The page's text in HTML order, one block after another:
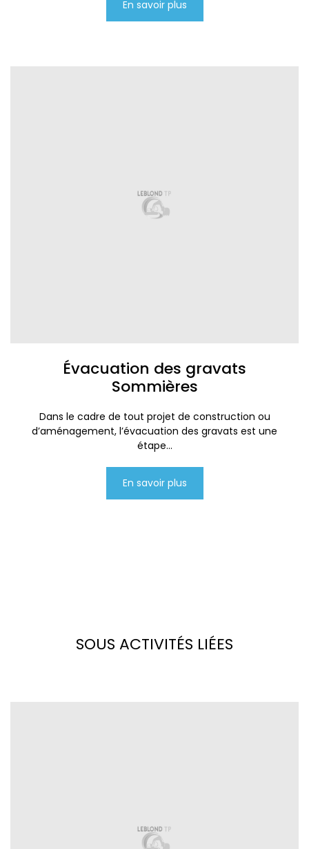
En savoir plus
Évacuation des gravats
Sommières
Dans le cadre de tout projet de construction ou
d’aménagement, l’évacuation des gravats est une
étape...
En savoir plus
SOUS ACTIVITÉS LIÉES